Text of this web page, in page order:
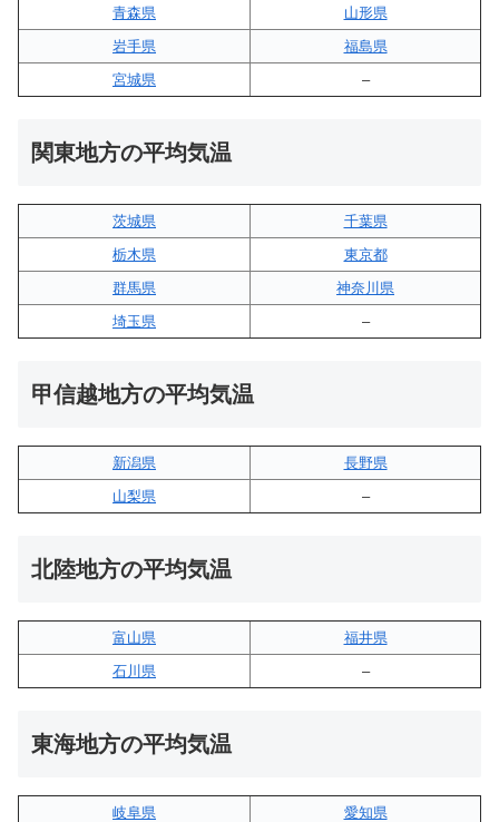
青森県
山形県
岩手県
福島県
宮城県
–
関東地方の平均気温
茨城県
千葉県
栃木県
東京都
群馬県
神奈川県
埼玉県
–
甲信越地方の平均気温
新潟県
長野県
山梨県
–
北陸地方の平均気温
富山県
福井県
石川県
–
東海地方の平均気温
岐阜県
愛知県